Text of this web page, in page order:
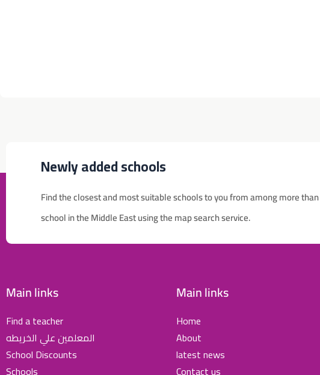
Newly added schools
Find the closest and most suitable schools to you from among more
school in the Middle East using the map search service.
Main links
Find a teacher
المعلمين علي الخريطه
School Discounts
Main links
Home
About
latest news
تواصلكم على الرقم:
0568163362
جروب فيسبوك انستجرام